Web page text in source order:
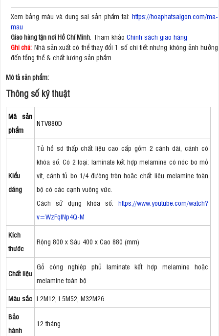
Xem bảng màu và dung sai sản phẩm tại: https://hoaphatsaigon.com/ma-
mau
Giao hàng tận nơi Hồ Chí Minh . Tham khảo Chính sách giao hàng
Ghi chú: Nhà sản xuất có thể thay đổi 1 số chi tiết nhưng không ảnh hưởng
đến tổng thể & chất lượng sản phẩm
Mô tả sản phẩm:
Thông số kỹ thuật
Mã sản
phẩm
NTV880D
Kiểu
dáng
Tủ hồ sơ thấp chất liệu cao cấp gồm 2 cánh dài, cánh có
khóa số. Có 2 loại: laminate kết hợp melamine có nóc bo mỏ
vịt, cánh tủ bo 1/4 đường tròn hoặc chất liệu melamine toàn
bộ có các cạnh vuông vức.
Cách sử dụng khóa số: https://www.youtube.com/watch?
v=WzFqlNp4Q-M
Kích
thước
Rộng 800 x Sâu 400 x Cao 880 (mm)
Chất liệu
Gỗ công nghiệp phủ laminate kết hợp melamine hoặc
melamine toàn bộ
Màu sắc L2M12, L5M52, M32M26
Bảo
hành
12 tháng